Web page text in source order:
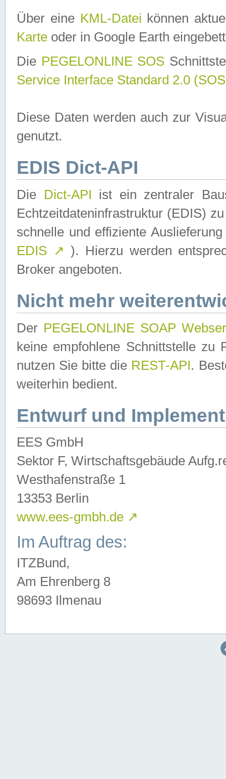
Über eine KML-Datei können
Karte oder in Google Earth
Die PEGELONLINE SOS
Service Interface Standard 2.0
Diese Daten werden auch zur
genutzt.
EDIS Dict-API
Die Dict-API ist ein zentraler
Echtzeitdateninfrastruktur (EDIS)
schnelle und effiziente
EDIS ↗ ). Hierzu werden
Broker angeboten.
Nicht mehr
Der PEGELONLINE SOAP
keine empfohlene Schnittstelle zu
nutzen Sie bitte die REST-API.
weiterhin bedient.
Entwurf und
EES GmbH
Sektor F, Wirtschaftsgebäude
Westhafenstraße 1
13353 Berlin
www.ees-gmbh.de ↗
Im Auftrag des:
ITZBund,
Am Ehrenberg 8
98693 Ilmenau